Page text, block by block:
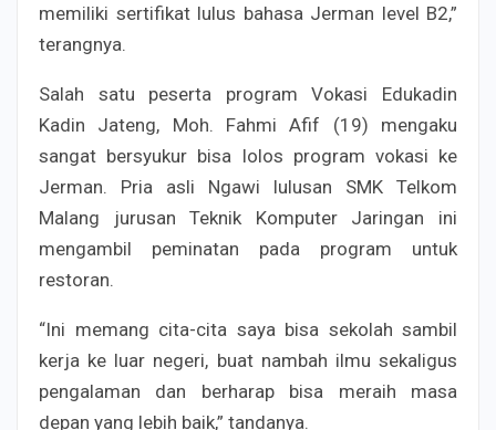
memiliki sertifikat lulus bahasa Jerman level B2,”
terangnya.
Salah satu peserta program Vokasi Edukadin
Kadin Jateng, Moh. Fahmi Afif (19) mengaku
sangat bersyukur bisa lolos program vokasi ke
Jerman. Pria asli Ngawi lulusan SMK Telkom
Malang jurusan Teknik Komputer Jaringan ini
mengambil peminatan pada program untuk
restoran.
“Ini memang cita-cita saya bisa sekolah sambil
kerja ke luar negeri, buat nambah ilmu sekaligus
pengalaman dan berharap bisa meraih masa
depan yang lebih baik,” tandanya.